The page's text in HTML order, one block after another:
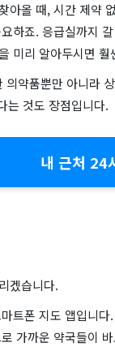
아올 때, 시간 제약
하죠. 응급실까지
미리 알아두시면
약품뿐만 아니라
는 것도 장점입니다.
내 근처 24
겠습니다.
트폰 지도 앱입니
가까운 약국들이